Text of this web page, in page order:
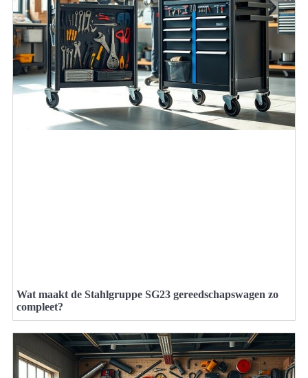
Wat maakt de Stahlgruppe SG23 gereedschapswagen zo
compleet?